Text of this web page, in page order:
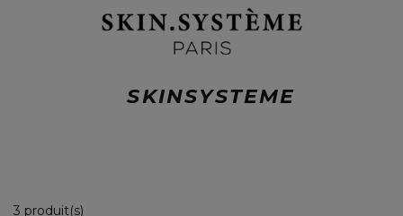
SKINSYSTEME
3 produit(s)